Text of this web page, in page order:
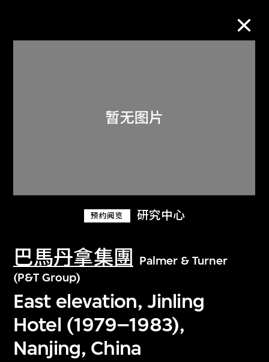
预约阅览 研究中心
巴馬丹拿集團
Palmer & Turner
(P&T Group)
East elevation, Jinling
Hotel (1979–1983),
Nanjing, China
关于M+藏品
探索世界顶级的二十及二十一世纪视觉
文化藏品。